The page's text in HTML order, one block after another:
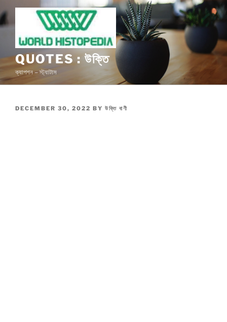
to
content
QUOTES : উক্তি
ক্যাপশন – স্ট্যাটাস
POSTED
DECEMBER 30, 2022 BY উক্তি বাণী